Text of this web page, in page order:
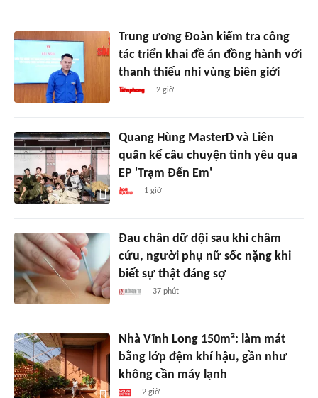
Trung ương Đoàn kiểm tra công
tác triển khai đề án đồng hành với
thanh thiếu nhi vùng biên giới
2 giờ
Quang Hùng MasterD và Liên
quân kể câu chuyện tình yêu qua
EP 'Trạm Đến Em'
1 giờ
Đau chân dữ dội sau khi châm
cứu, người phụ nữ sốc nặng khi
biết sự thật đáng sợ
37 phút
Nhà Vĩnh Long 150m²: làm mát
bằng lớp đệm khí hậu, gần như
không cần máy lạnh
2 giờ